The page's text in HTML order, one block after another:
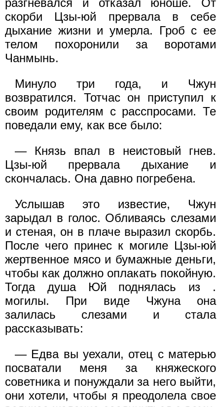
скорби Цзы-юй прервала в себе
дыхание жизни и умерла. Гроб с ее
телом похоронили за воротами
Чанмынь.
Минуло три года, и Чжун
возвратился. Тотчас он приступил к
своим родителям с расспросами. Те
поведали ему, как все было:
— Князь впал в неистовый гнев.
Цзы-юй прервала дыхание и
скончалась. Она давно погребена.
Услышав это известие, Чжун
зарыдал в голос. Обливаясь слезами
и стеная, он в плаче выразил скорбь.
После чего принес к могиле Цзы-юй
жертвенное мясо и бумажные деньги,
чтобы как должно оплакать покойную.
Тогда душа Юй поднялась из .
могилы. При виде Чжуна она
залилась слезами и стала
рассказывать:
— Едва вы уехали, отец с матерью
посватали меня за княжеского
советника и понуждали за него выйти,
они хотели, чтобы я преодолела свое